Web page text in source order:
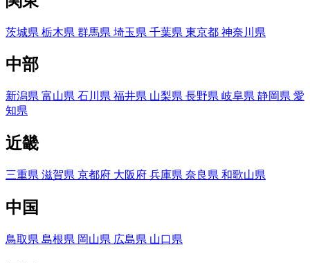
茨城県 栃木県 群馬県 埼玉県 千葉県 東京都 神奈川県
中部
新潟県 富山県 石川県 福井県 山梨県 長野県 岐阜県 静岡県 愛
知県
近畿
三重県 滋賀県 京都府 大阪府 兵庫県 奈良県 和歌山県
中国
鳥取県 島根県 岡山県 広島県 山口県